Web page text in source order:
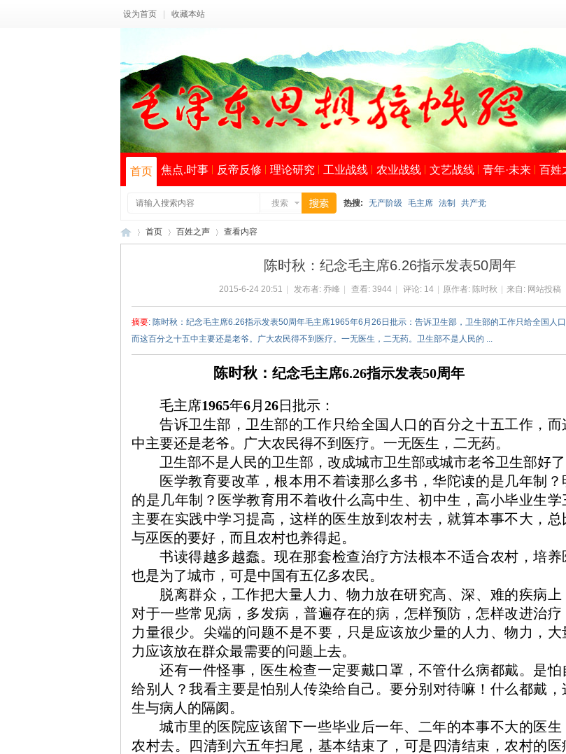
设为首页 收藏本站
首页 焦点.时事 反帝反修 理论研究 工业战线 农业战线 文艺战线 青年·未来 百姓
搜索 热搜: 无产阶级 毛主席 法制 共产党
首页 百姓之声 查看内容
陈时秋：纪念毛主席6.26指示发表50周年
2015-6-24 20:51 发布者: 乔峰 查看: 3944 评论: 14 原作者: 陈时秋 来自: 网站投稿
摘要: 陈时秋：纪念毛主席6.26指示发表50周年毛主席1965年6月26日批示：告诉卫生部，卫生部的工作只给全国人口
而这百分之十五中主要还是老爷。广大农民得不到医疗。一无医生，二无药。卫生部不是人民的 ...
陈时秋：纪念毛主席6.26指示发表50周年
毛主席1965年6月 26日批示：
告诉卫生部，卫生部的工作只给全国人口的百分之十五工作，而
中主要还是老爷。广大农民得不到医疗。一无医生，二无药。
卫生部不是人民的卫生部，改成城市卫生部或城市老爷卫生部
医学教育要改革，根本用不着读那么多书，华陀读的是几年制？
的是几年制？医学教育用不着收什么高中生、初中生，高小毕业生学
主要在实践中学习提高，这样的医生放到农村去，就算本事不大，总
与巫医的要好，而且农村也养得起。
书读得越多越蠢。现在那套检查治疗方法根本不适合农村，培养
也是为了城市，可是中国有五亿多农民。
脱离群众，工作把大量人力、物力放在研究高、深、难的疾病上
对于一些常见病，多发病，普遍存在的病，怎样预防，怎样改进治疗
力量很少。尖端的问题不是不要，只是应该放少量的人力、物力，大
力应该放在群众最需要的问题上去。
还有一件怪事，医生检查一定要戴口罩，不管什么病都戴。是怕
给别人？我看主要是怕别人传染给自己。要分别对待嘛！什么都戴，
生与病人的隔阂。
城市里的医院应该留下一些毕业后一年、二年的本事不大的医生
农村去。四清到六五年扫尾，基本结束了，可是四清结束，农村的